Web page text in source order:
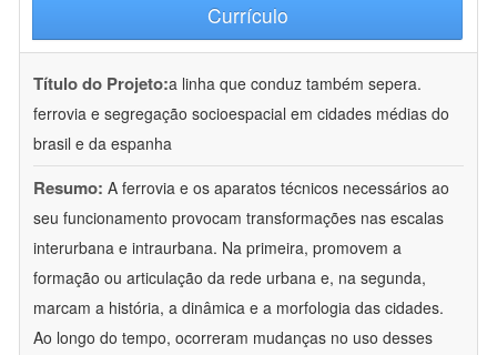
Currículo
Título do Projeto:a linha que conduz também sepera.
ferrovia e segregação socioespacial em cidades médias do
brasil e da espanha
Resumo: A ferrovia e os aparatos técnicos necessários ao
seu funcionamento provocam transformações nas escalas
interurbana e intraurbana. Na primeira, promovem a
formação ou articulação da rede urbana e, na segunda,
marcam a história, a dinâmica e a morfologia das cidades.
Ao longo do tempo, ocorreram mudanças no uso desses